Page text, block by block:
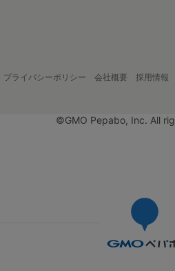
プライバシーポリシー 会社概要 採用情報
©GMO Pepabo, Inc. All